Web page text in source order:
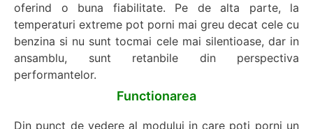
oferind o buna fiabilitate. Pe de alta parte, la
temperaturi extreme pot porni mai greu decat cele cu
benzina si nu sunt tocmai cele mai silentioase, dar in
ansamblu, sunt retanbile din perspectiva
performantelor.
Functionarea
Din punct de vedere al modului in care poti porni un